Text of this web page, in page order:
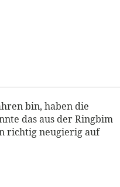
bin, haben die
das aus der Ringbim
richtig neugierig auf